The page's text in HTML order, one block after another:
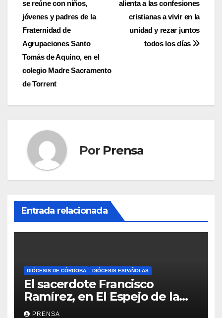
de
entradas
alienta a las confesiones
cristianas a vivir en la
unidad y rezar juntos
todos los días
se reúne con niños,
jóvenes y padres de la
Fraternidad de
Agrupaciones Santo
Tomás de Aquino, en el
colegio Madre Sacramento
de Torrent
Por Prensa
Entrada relacionada
DIÓCESIS DE CÓRDOBA DIÓCESIS ESPAÑOLAS
El sacerdote Francisco
Ramírez, en El Espejo de la
Iglesia
PRENSA